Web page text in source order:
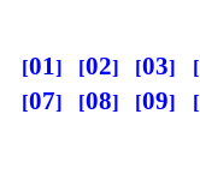
01 02 03
07
08 09